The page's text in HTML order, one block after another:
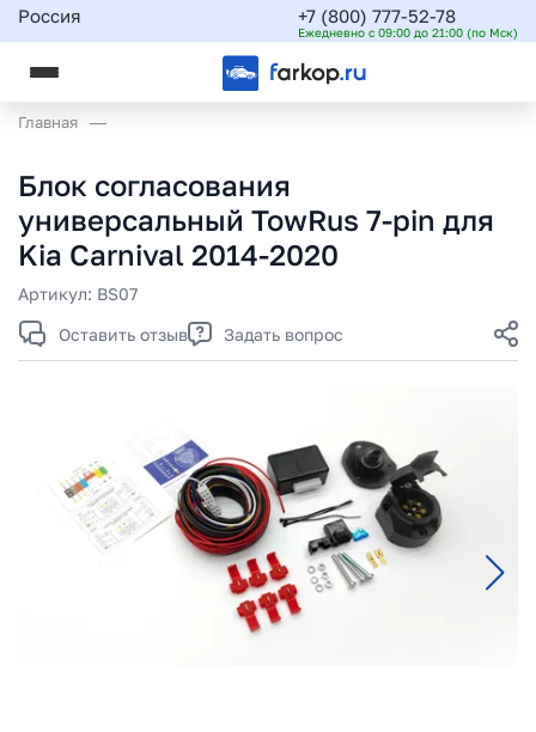
Россия +7 (800) 777-52-78
Ежедневно с 09:00 до 21:00 (по Мск)
Главная
Блок согласования
универсальный TowRus 7-pin для
Kia Carnival 2014-2020
Артикул: BS07
Оставить отзыв
Задать вопрос